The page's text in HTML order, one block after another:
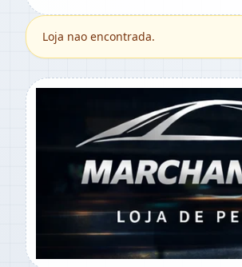
Loja nao encontrada.